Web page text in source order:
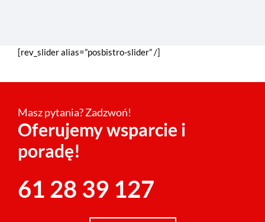
[rev_slider alias=”posbistro-slider” /]
Masz pytania? Zadzwoń!
Oferujemy wsparcie i
poradę!
61 28 39 127